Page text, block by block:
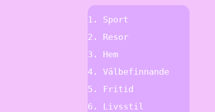
Sport
Resor
Hem
Välbefinnande
Fritid
Livsstil